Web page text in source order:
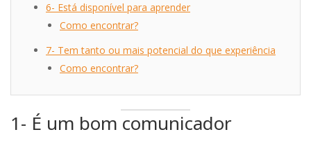
6- Está disponível para aprender
Como encontrar?
7- Tem tanto ou mais potencial do que experiência
Como encontrar?
1- É um bom comunicador